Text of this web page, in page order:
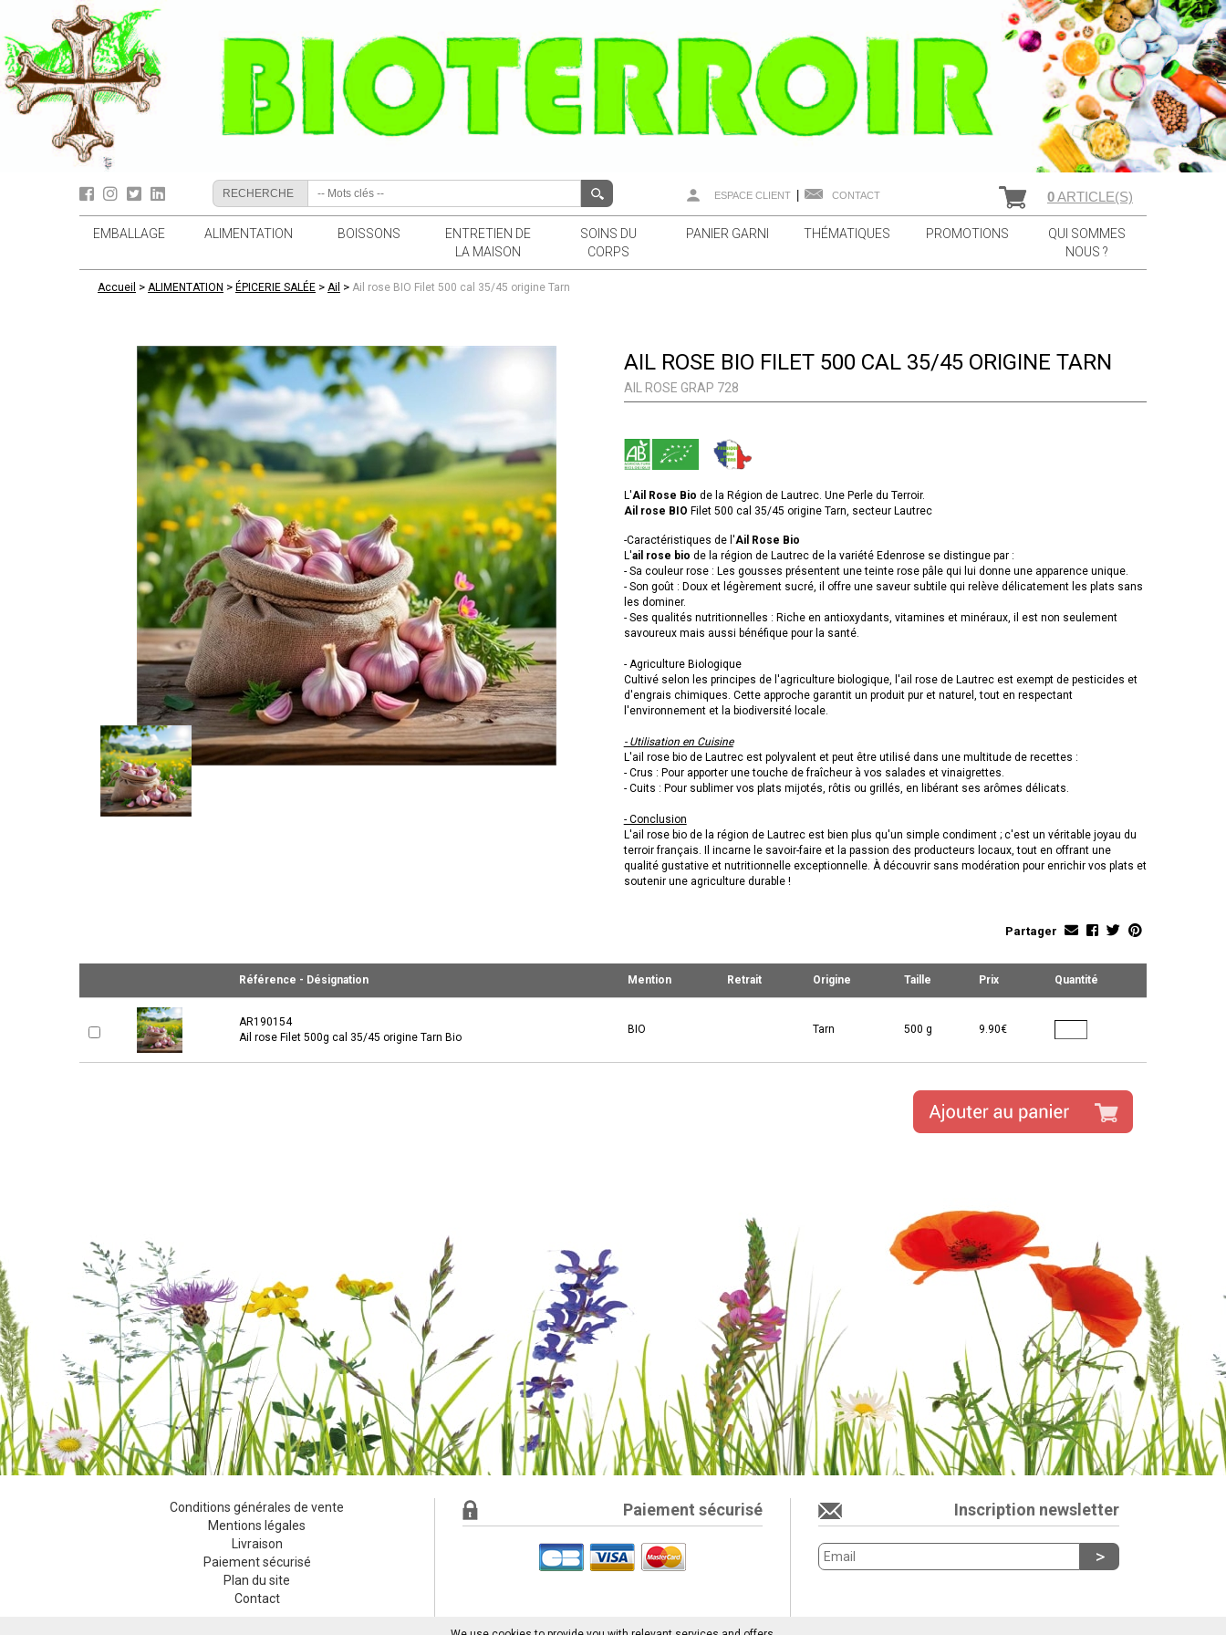
RECHERCHE CONTACT
ESPACE CLIENT 0ARTICLE(S)
EMBALLAGE ALIMENTATION BOISSONS
ENTRETIEN DE
LA MAISON
SOINS DU
CORPS
PANIER GARNI THÉMATIQUES PROMOTIONS
QUI SOMMES
NOUS ?
Accueil > ALIMENTATION > ÉPICERIE SALÉE > Ail > Ail rose BIO Filet 500 cal 35/45 origine Tarn
AIL ROSE BIO FILET 500 CAL 35/45 ORIGINE TARN
AIL ROSE GRAP 728
L'Ail Rose Bio de la Région de Lautrec. Une Perle du Terroir.
Ail rose BIO Filet 500 cal 35/45 origine Tarn, secteur Lautrec
-Caractéristiques de l'Ail Rose Bio
L'ail rose bio de la région de Lautrec de la variété Edenrose se distingue par :
- Sa couleur rose : Les gousses présentent une teinte rose pâle qui lui donne une apparence unique.
- Son goût : Doux et légèrement sucré, il offre une saveur subtile qui relève délicatement les plats sans
les dominer.
- Ses qualités nutritionnelles : Riche en antioxydants, vitamines et minéraux, il est non seulement
savoureux mais aussi bénéfique pour la santé.
- Agriculture Biologique
Cultivé selon les principes de l'agriculture biologique, l'ail rose de Lautrec est exempt de pesticides et
d'engrais chimiques. Cette approche garantit un produit pur et naturel, tout en respectant
l'environnement et la biodiversité locale.
- Utilisation en Cuisine
L'ail rose bio de Lautrec est polyvalent et peut être utilisé dans une multitude de recettes :
- Crus : Pour apporter une touche de fraîcheur à vos salades et vinaigrettes.
- Cuits : Pour sublimer vos plats mijotés, rôtis ou grillés, en libérant ses arômes délicats.
- Conclusion
L'ail rose bio de la région de Lautrec est bien plus qu'un simple condiment ; c'est un véritable joyau du
terroir français. Il incarne le savoir-faire et la passion des producteurs locaux, tout en offrant une
qualité gustative et nutritionnelle exceptionnelle. À découvrir sans modération pour enrichir vos plats et
soutenir une agriculture durable !
Partager
Référence - Désignation Mention Retrait Origine Taille Prix Quantité
AR190154
Ail rose Filet 500g cal 35/45 origine Tarn Bio
BIO Tarn 500 g 9.90€
Conditions générales de vente
Mentions légales
Livraison
Paiement sécurisé
Plan du site
Contact
Paiement sécurisé Inscription newsletter